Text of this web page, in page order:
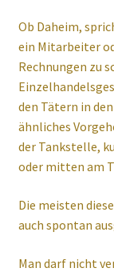
Ob Daheim,
ein Mitarbeiter
Rechnungen zu
den Tätern in
ähnliches
der Tankstelle,
oder mitten am
Die meisten
auch spontan
Man darf nicht